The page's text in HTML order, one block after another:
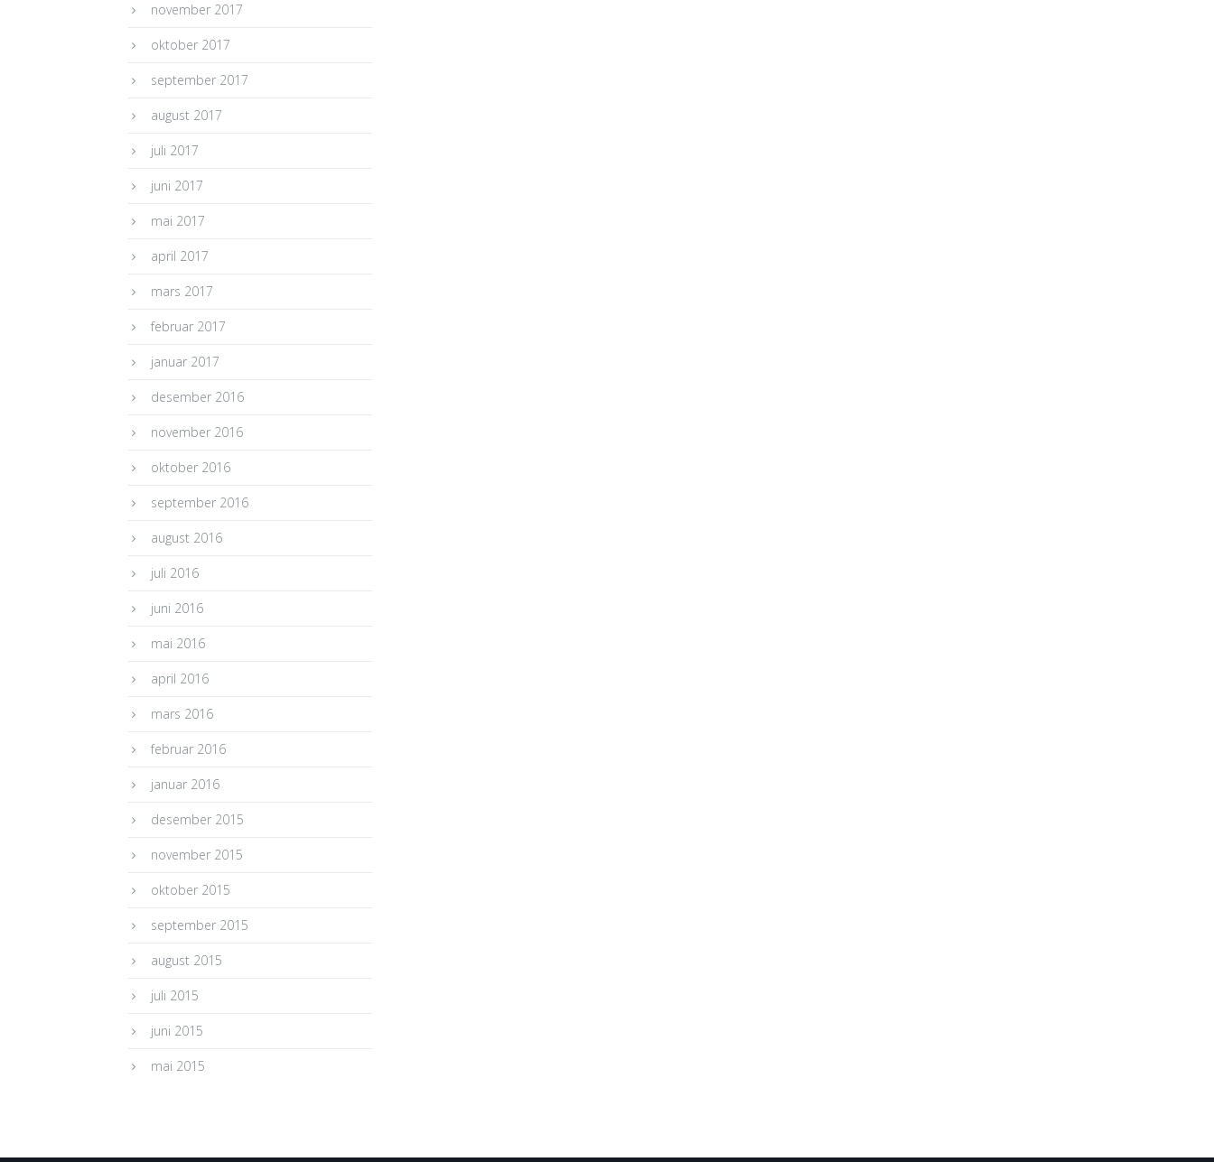
november 2017
oktober 2017
september 2017
august 2017
juli 2017
juni 2017
mai 2017
april 2017
mars 2017
februar 2017
januar 2017
desember 2016
november 2016
oktober 2016
september 2016
august 2016
juli 2016
juni 2016
mai 2016
april 2016
mars 2016
februar 2016
januar 2016
desember 2015
november 2015
oktober 2015
september 2015
august 2015
juli 2015
juni 2015
mai 2015